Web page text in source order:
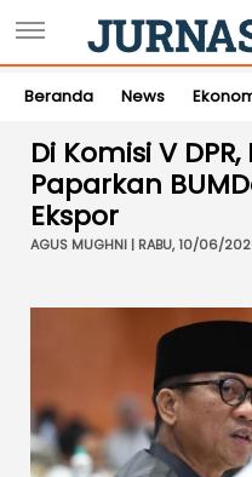
Beranda News
Di Komisi V
Paparkan
Ekspor
AGUS MUGHNI | RABU, 10/06/